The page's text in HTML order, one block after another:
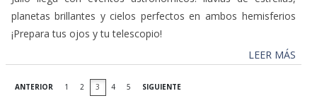
planetas brillantes y cielos perfectos en ambos hemisferios
¡Prepara tus ojos y tu telescopio!
LEER MÁS
ANTERIOR 1 2 3 4 5 SIGUIENTE